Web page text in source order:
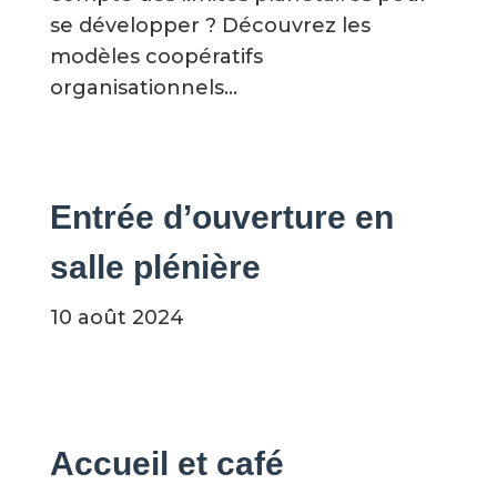
se développer ? Découvrez les
modèles coopératifs
organisationnels...
Entrée d’ouverture en
salle plénière
10 août 2024
Accueil et café